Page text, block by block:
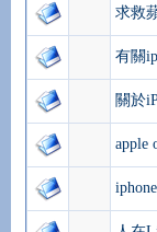
求救
有關
關於
apple